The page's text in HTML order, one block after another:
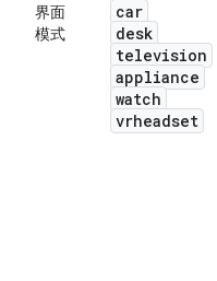
界面
模式
car
desk
television
appliance
watch
vrheadset